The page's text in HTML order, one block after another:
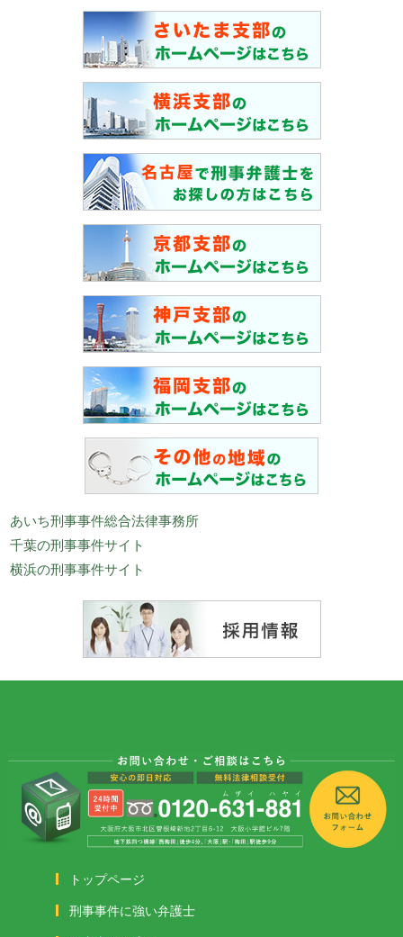
あいち刑事事件総合法律事務所
千葉の刑事事件サイト
横浜の刑事事件サイト
トップページ
刑事事件に強い弁護士